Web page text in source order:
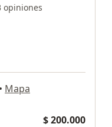
opiniones
• Mapa
$ 200.000